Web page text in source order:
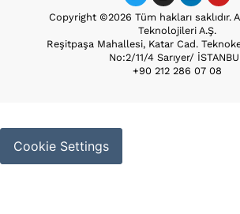
Copyright ©2026 Tüm hakları saklıdır.
Teknolojileri A.Ş.
Reşitpaşa Mahallesi, Katar Cad.
No:2/11/4 Sarıyer/
+90 212 286 07 08
Cookie Settings